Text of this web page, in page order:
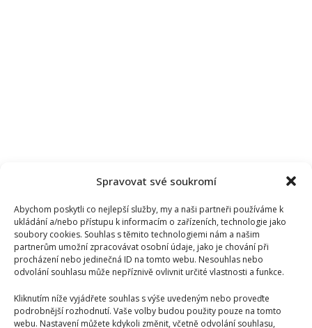
Spravovat své soukromí
Abychom poskytli co nejlepší služby, my a naši partneři používáme k
ukládání a/nebo přístupu k informacím o zařízeních, technologie jako
soubory cookies. Souhlas s těmito technologiemi nám a našim
partnerům umožní zpracovávat osobní údaje, jako je chování při
procházení nebo jedinečná ID na tomto webu. Nesouhlas nebo
odvolání souhlasu může nepříznivě ovlivnit určité vlastnosti a funkce.
Kliknutím níže vyjádřete souhlas s výše uvedeným nebo proveďte
podrobnější rozhodnutí. Vaše volby budou použity pouze na tomto
webu. Nastavení můžete kdykoli změnit, včetně odvolání souhlasu,